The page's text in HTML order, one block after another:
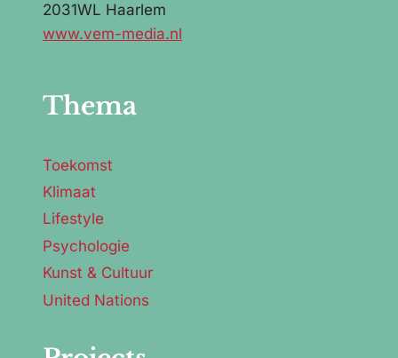
2031WL Haarlem
www.vem-media.nl
Thema
Toekomst
Klimaat
Lifestyle
Psychologie
Kunst & Cultuur
United Nations